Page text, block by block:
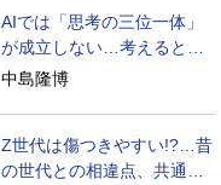
AIでは「思考の三位一体」
が成立しない…考えると
は？
中島隆博
Z世代は傷つきやすい!?…昔
の世代との相違点、共通点